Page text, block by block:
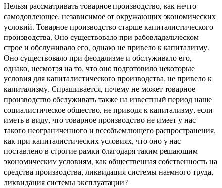
Нельзя рассматривать товарное производство, как нечто
самодовлеющее, независимое от окружающих экономических
условий. Товарное производство старше капиталистического
производства. Оно существовало при рабовладельческом
строе и обслуживало его, однако не привело к капитализму.
Оно существовало при феодализме и обслуживало его,
однако, несмотря на то, что оно подготовило некоторые
условия для капиталистического производства, не привело к
капитализму. Спрашивается, почему не может товарное
производство обслуживать также на известный период наше
социалистическое общество, не приводя к капитализму, если
иметь в виду, что товарное производство не имеет у нас
такого неограниченного и всеобъемлющего распространения,
как при капиталистических условиях, что оно у нас
поставлено в строгие рамки благодаря таким решающим
экономическим условиям, как общественная собственность на
средства производства, ликвидация системы наемного труда,
ликвидация системы эксплуатации?